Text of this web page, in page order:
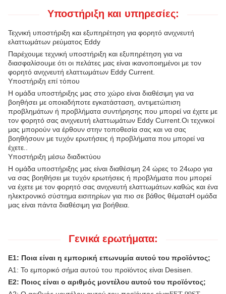
Υποστήριξη και υπηρεσίες:
Τεχνική υποστήριξη και εξυπηρέτηση για φορητό ανιχνευτή
ελαττωμάτων ρεύματος Eddy
Παρέχουμε τεχνική υποστήριξη και εξυπηρέτηση για να
διασφαλίσουμε ότι οι πελάτες μας είναι ικανοποιημένοι με τον
φορητό ανιχνευτή ελαττωμάτων Eddy Current.
Υποστήριξη επί τόπου
Η ομάδα υποστήριξης μας στο χώρο είναι διαθέσιμη για να
βοηθήσει με οποιαδήποτε εγκατάσταση, αντιμετώπιση
προβλημάτων ή προβλήματα συντήρησης που μπορεί να έχετε με
τον φορητό σας ανιχνευτή ελαττωμάτων Eddy Current.Οι τεχνικοί
μας μπορούν να έρθουν στην τοποθεσία σας και να σας
βοηθήσουν με τυχόν ερωτήσεις ή προβλήματα που μπορεί να
έχετε..
Υποστήριξη μέσω διαδικτύου
Η ομάδα υποστήριξης μας είναι διαθέσιμη 24 ώρες το 24ωρο για
να σας βοηθήσει με τυχόν ερωτήσεις ή προβλήματα που μπορεί
να έχετε με τον φορητό σας ανιχνευτή ελαττωμάτων.καθώς και ένα
ηλεκτρονικό σύστημα εισιτηρίων για πιο σε βάθος θέματαΗ ομάδα
μας είναι πάντα διαθέσιμη για βοήθεια.
Γενικά ερωτήματα:
Ε1: Ποια είναι η εμπορική επωνυμία αυτού του προϊόντος;
Α1: Το εμπορικό σήμα αυτού του προϊόντος είναι Desisen.
Ε2: Ποιος είναι ο αριθμός μοντέλου αυτού του προϊόντος;